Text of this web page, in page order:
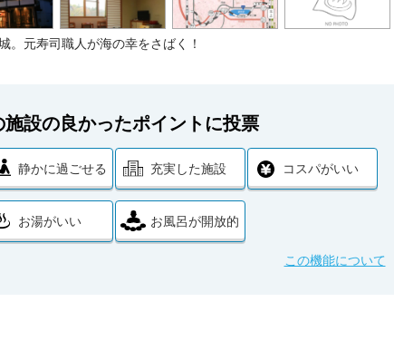
。元寿司職人が海の幸をさばく！
施設の良かったポイントに投票
静かに過ごせる 充実した施設 コスパがいい
お湯がいい お風呂が開放的
この機能について